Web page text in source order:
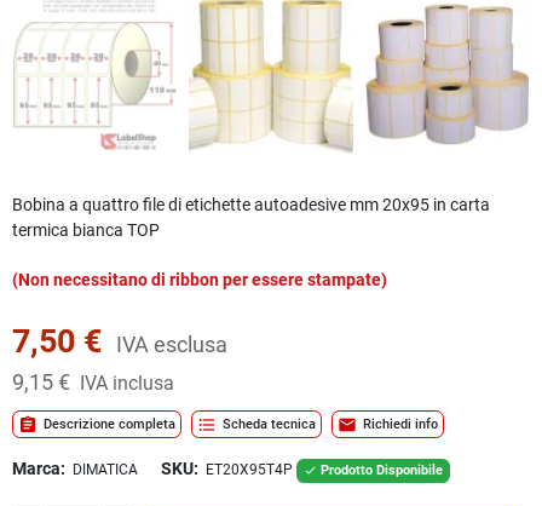
Bobina a quattro file di etichette autoadesive mm 20x95 in carta
termica bianca TOP
(Non necessitano di ribbon per essere stampate)
7,50 €
IVA esclusa
9,15 €
IVA inclusa
assignment Descrizione completa format_list_bulleted Scheda tecnica mail Richiedi info
Marca: DIMATICA SKU: ET20X95T4P  Prodotto Disponibile